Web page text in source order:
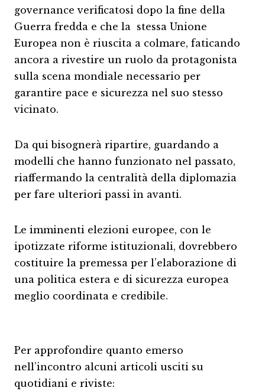
governance verificatosi dopo la fine della
Guerra fredda e che la stessa Unione
Europea non è riuscita a colmare, faticando
ancora a rivestire un ruolo da protagonista
sulla scena mondiale necessario per
garantire pace e sicurezza nel suo stesso
vicinato.
Da qui bisognerà ripartire, guardando a
modelli che hanno funzionato nel passato,
riaffermando la centralità della diplomazia
per fare ulteriori passi in avanti.
Le imminenti elezioni europee, con le
ipotizzate riforme istituzionali, dovrebbero
costituire la premessa per l’elaborazione di
una politica estera e di sicurezza europea
meglio coordinata e credibile.
Per approfondire quanto emerso
nell’incontro alcuni articoli usciti su
quotidiani e riviste: